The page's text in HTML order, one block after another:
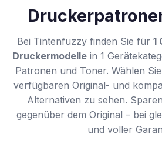
Bei Tintenfuzzy finden Sie für 1
Druckermodelle in 1
Patronen und Toner. Wählen
verfügbaren Original- und
Alternativen zu sehen.
gegenüber dem Original – bei
und voller